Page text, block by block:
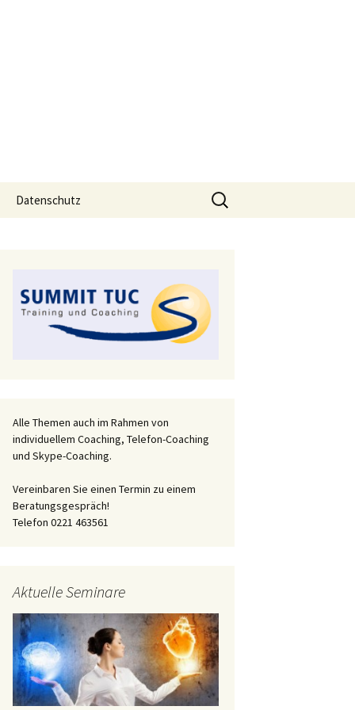
Datenschutz
Suchen
nach:
Alle Themen auch im Rahmen von
individuellem Coaching, Telefon-Coaching
und Skype-Coaching.
Vereinbaren Sie einen Termin zu einem
Beratungsgespräch!
Telefon 0221 463561
Aktuelle Seminare